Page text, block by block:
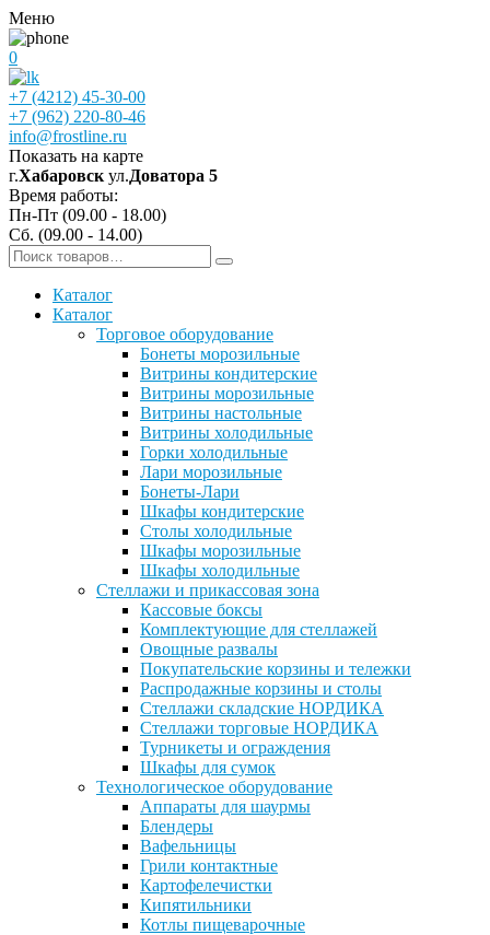
Меню
0
+7 (4212) 45-30-00
+7 (962) 220-80-46
info@frostline.ru
Показать на карте
г.Хабаровск ул.Доватора 5
Время работы:
Пн-Пт (09.00 - 18.00)
Сб. (09.00 - 14.00)
Каталог
Каталог
Торговое оборудование
Бонеты морозильные
Витрины кондитерские
Витрины морозильные
Витрины настольные
Витрины холодильные
Горки холодильные
Лари морозильные
Бонеты-Лари
Шкафы кондитерские
Столы холодильные
Шкафы морозильные
Шкафы холодильные
Стеллажи и прикассовая зона
Кассовые боксы
Комплектующие для стеллажей
Овощные развалы
Покупательские корзины и тележки
Распродажные корзины и столы
Стеллажи складские НОРДИКА
Стеллажи торговые НОРДИКА
Турникеты и ограждения
Шкафы для сумок
Технологическое оборудование
Аппараты для шаурмы
Блендеры
Вафельницы
Грили контактные
Картофелечистки
Кипятильники
Котлы пищеварочные